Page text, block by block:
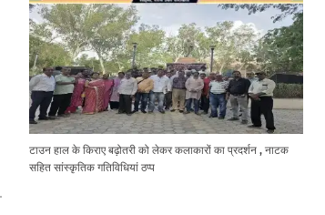
टाउन हाल के किराए बढ़ोतरी को लेकर कलाकारों का प्रदर्शन , नाटक
सहित सांस्कृतिक गतिविधियां ठप्प